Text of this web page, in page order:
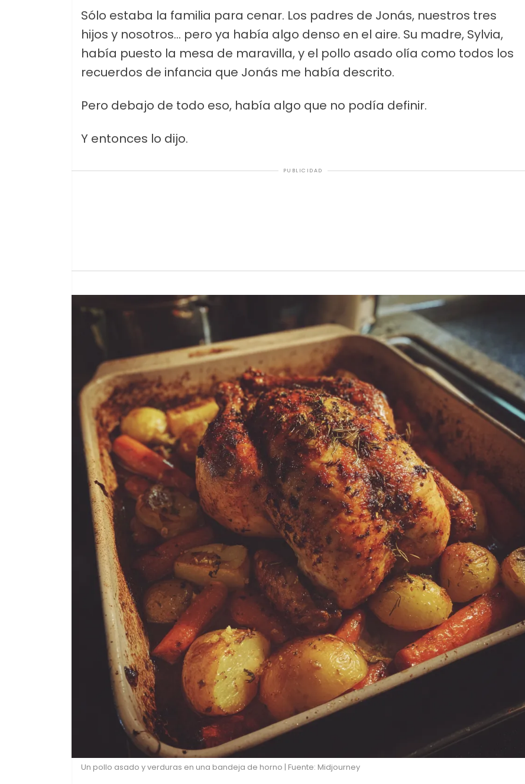
Sólo estaba la familia para cenar. Los padres de Jonás, nuestros tres
hijos y nosotros... pero ya había algo denso en el aire. Su madre, Sylvia,
había puesto la mesa de maravilla, y el pollo asado olía como todos los
recuerdos de infancia que Jonás me había descrito.
Pero debajo de todo eso, había algo que no podía definir.
Y entonces lo dijo.
PUBLICIDAD
Un pollo asado y verduras en una bandeja de horno | Fuente: Midjourney